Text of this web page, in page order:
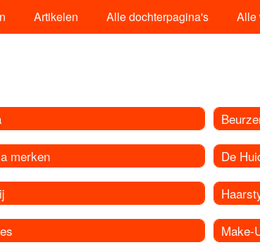
Artikelen Alle dochterpagina's Alle
merken De
Make-